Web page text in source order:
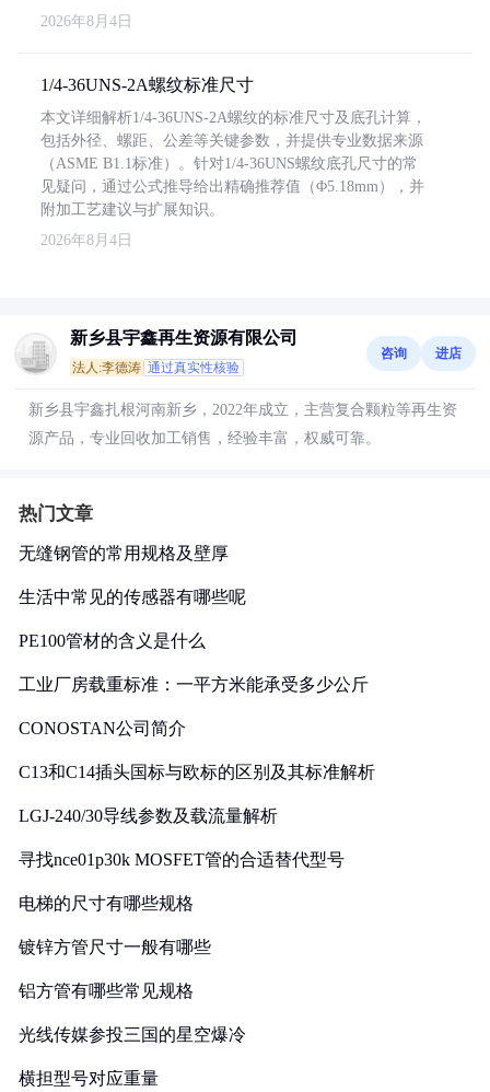
2026年8月4日
1/4-36UNS-2A螺纹标准尺寸
本文详细解析1/4-36UNS-2A螺纹的标准尺寸及底孔计算，
包括外径、螺距、公差等关键参数，并提供专业数据来源
（ASME B1.1标准）。针对1/4-36UNS螺纹底孔尺寸的常
见疑问，通过公式推导给出精确推荐值（Φ5.18mm），并
附加工艺建议与扩展知识。
2026年8月4日
新乡县宇鑫再生资源有限公司
法人:李德涛 通过真实性核验
咨询 进店
新乡县宇鑫扎根河南新乡，2022年成立，主营复合颗粒等再生资
源产品，专业回收加工销售，经验丰富，权威可靠。
热门文章
无缝钢管的常用规格及壁厚
生活中常见的传感器有哪些呢
PE100管材的含义是什么
工业厂房载重标准：一平方米能承受多少公斤
CONOSTAN公司简介
C13和C14插头国标与欧标的区别及其标准解析
LGJ-240/30导线参数及载流量解析
寻找nce01p30k MOSFET管的合适替代型号
电梯的尺寸有哪些规格
镀锌方管尺寸一般有哪些
铝方管有哪些常见规格
光线传媒参投三国的星空爆冷
横担型号对应重量